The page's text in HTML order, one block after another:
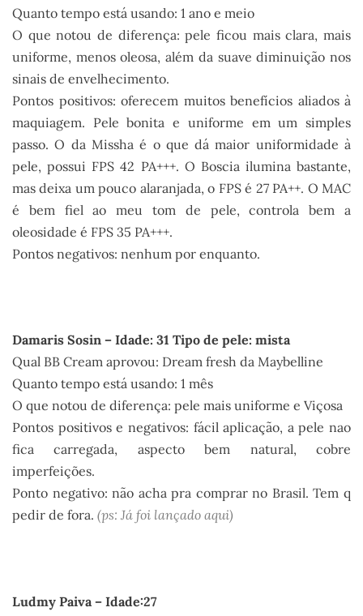
Quanto tempo está usando: 1 ano e meio
O que notou de diferença: pele ficou mais clara, mais
uniforme, menos oleosa, além da suave diminuição nos
sinais de envelhecimento.
Pontos positivos: oferecem muitos benefícios aliados à
maquiagem. Pele bonita e uniforme em um simples
passo. O da Missha é o que dá maior uniformidade à
pele, possui FPS 42 PA+++. O Boscia ilumina bastante,
mas deixa um pouco alaranjada, o FPS é 27 PA++. O MAC
é bem fiel ao meu tom de pele, controla bem a
oleosidade é FPS 35 PA+++.
Pontos negativos: nenhum por enquanto.
Damaris Sosin – Idade: 31 Tipo de pele: mista
Qual BB Cream aprovou: Dream fresh da Maybelline
Quanto tempo está usando: 1 mês
O que notou de diferença: pele mais uniforme e Viçosa
Pontos positivos e negativos: fácil aplicação, a pele nao
fica carregada, aspecto bem natural, cobre
imperfeições.
Ponto negativo: não acha pra comprar no Brasil. Tem q
pedir de fora. (ps: Já foi lançado aqui)
Ludmy Paiva – Idade:27